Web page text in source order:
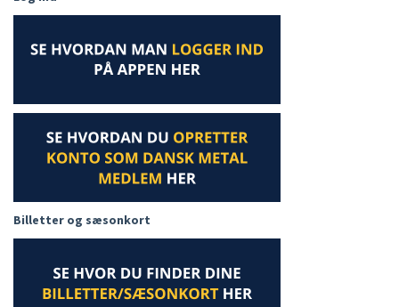
Billetter og sæsonkort